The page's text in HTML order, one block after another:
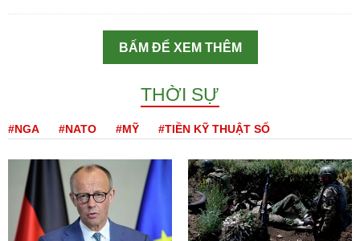
BẤM ĐỂ XEM THÊM
THỜI SỰ
#NGA #NATO #MỸ #TIỀN KỸ THUẬT SỐ